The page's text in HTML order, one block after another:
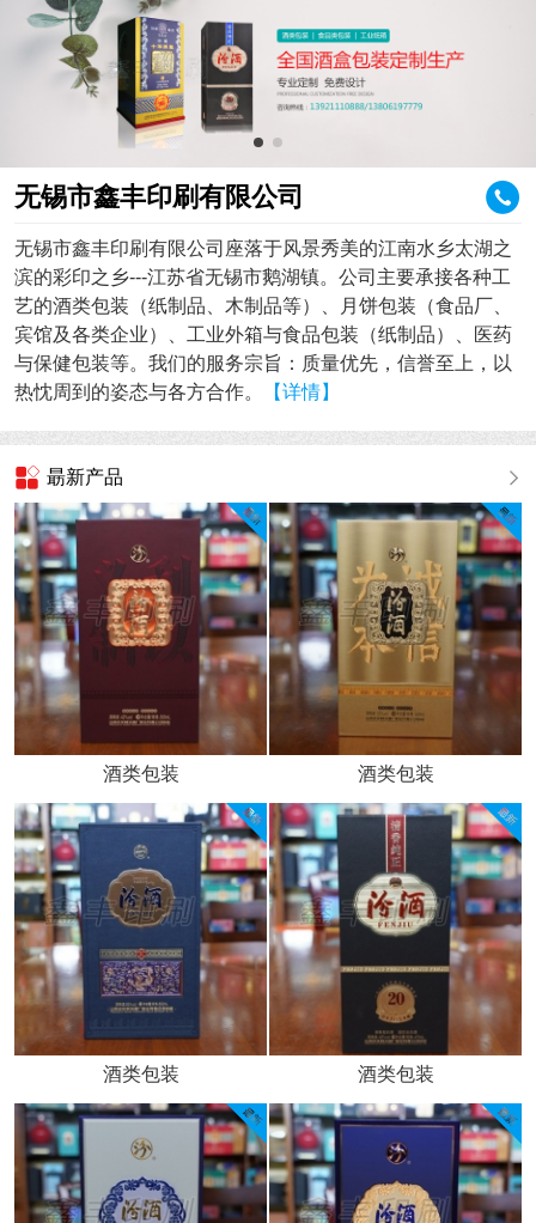
无锡市鑫丰印刷有限公司
无锡市鑫丰印刷有限公司座落于风景秀美的江南水乡太湖之
滨的彩印之乡---江苏省无锡市鹅湖镇。公司主要承接各种工
艺的酒类包装（纸制品、木制品等）、月饼包装（食品厂、
宾馆及各类企业）、工业外箱与食品包装（纸制品）、医药
与保健包装等。我们的服务宗旨：质量优先，信誉至上，以
热忱周到的姿态与各方合作。
【详情】
朂新产品
酒类包装 酒类包装
酒类包装 酒类包装